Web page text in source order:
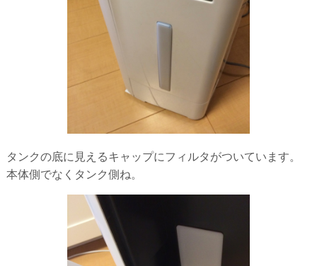
タンクの底に見えるキャップにフィルタがついています。
本体側でなくタンク側ね。